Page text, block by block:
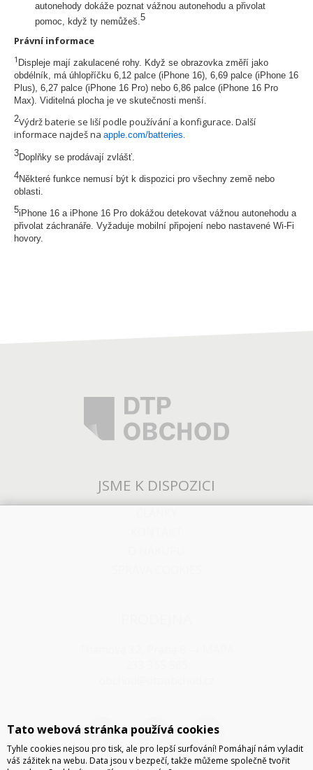
autonehody dokáže poznat vážnou autonehodu a přivolat
pomoc, když ty nemůžeš. 5
Právní informace
1 Displeje mají zakulacené rohy. Když se obrazovka změří jako
obdélník, má úhlopříčku 6,12 palce (iPhone 16), 6,69 palce (iPhone 16
Plus), 6,27 palce (iPhone 16 Pro) nebo 6,86 palce (iPhone 16 Pro
Max). Viditelná plocha je ve skutečnosti menší.
2Výdrž baterie se liší podle používání a konfigurace. Další
informace najdeš na apple.com/batteries.
3Doplňky se prodávají zvlášť.
4Některé funkce nemusí být k dispozici pro všechny země nebo
oblasti.
5iPhone 16 a iPhone 16 Pro dokážou detekovat vážnou autonehodu a
přivolat záchranáře. Vyžaduje mobilní připojení nebo nastavené Wi-Fi
hovory.
JSME K DISPOZICI
Tato webová stránka používá cookies
Tyhle cookies nejsou pro tisk, ale pro lepší surfování! Pomáhají nám vyladit
váš zážitek na webu. Data jsou v bezpečí, takže můžeme společně tvořit